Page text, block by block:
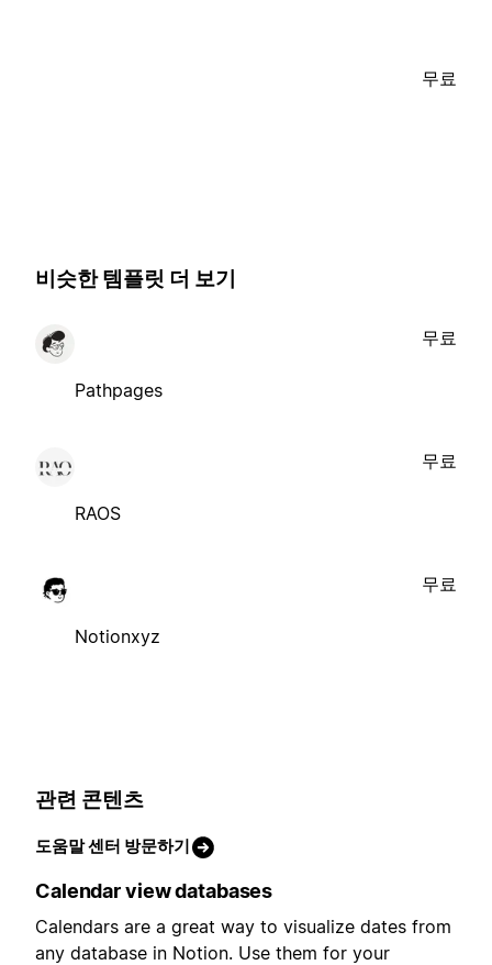
무료
비슷한 템플릿 더 보기
Pathpages
무료
RAOS
무료
Notionxyz
무료
관련 콘텐츠
도움말 센터 방문하기
Calendar view databases
Calendars are a great way to visualize dates from
any database in Notion. Use them for your